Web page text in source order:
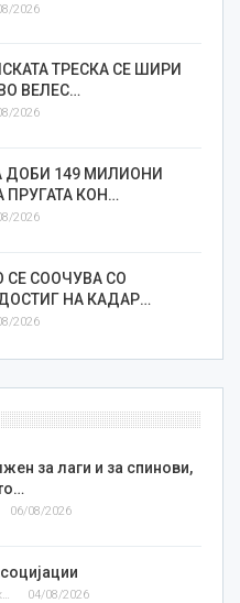
2026
ТРЕСКА СЕ ШИРИ
ВЕЛЕС…
2026
149 МИЛИОНИ
ПРУГАТА КОН…
2026
СЕ СООЧУВА СО
НА КАДАР…
2026
за лаги и за спинови,
06/08/2026
Златко Теодосиевски 04/08/2026